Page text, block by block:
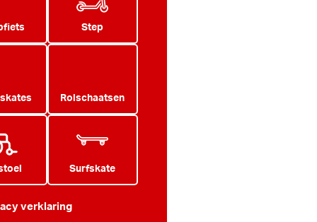
Step
Rolschaatsen
Surfskate
verklaring